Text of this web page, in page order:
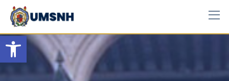
Open toolbar
Skip
content